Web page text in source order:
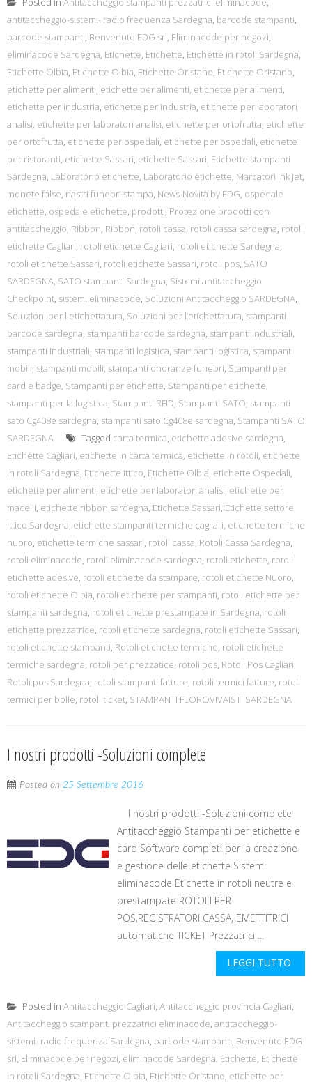
antitaccheggio-sistemi- radio frequenza Sardegna, barcode stampanti,
barcode stampanti, Benvenuto EDG srl, Eliminacode per negozi,
eliminacode Sardegna, Etichette, Etichette, Etichette in rotoli Sardegna,
Etichette Olbia, Etichette Olbia, Etichette Oristano, Etichette Oristano,
etichette per alimenti, etichette per alimenti, etichette per alimenti,
etichette per industria, etichette per industria, etichette per laboratori
analisi, etichette per laboratori analisi, etichette per ortofrutta, etichette
per ortofrutta, etichette per ospedali, etichette per ospedali, etichette
per ristoranti, etichette Sassari, etichette Sassari, Etichette stampanti
Sardegna, Laboratorio etichette, Laboratorio etichette, Marcatori Ink Jet,
monete false, nastri funebri stampa, News-Novità by EDG, ospedale
etichette, ospedale etichette, prodotti, Protezione prodotti con
antitaccheggio, Ribbon, Ribbon, rotoli cassa, rotoli cassa sardegna, rotoli
etichette Cagliari, rotoli etichette Cagliari, rotoli etichette Sardegna,
rotoli etichette Sassari, rotoli etichette Sassari, rotoli pos, SATO
SARDEGNA, SATO stampanti Sardegna, Sistemi antitaccheggio
Checkpoint, sistemi eliminacode, Soluzioni Antitaccheggio SARDEGNA,
Soluzioni per l'etichettatura, Soluzioni per l’etichettatura, stampanti
barcode sardegna, stampanti barcode sardegna, stampanti industriali,
stampanti industriali, stampanti logistica, stampanti logistica, stampanti
mobili, stampanti mobili, stampanti onoranze funebri, Stampanti per
card e badge, Stampanti per etichette, Stampanti per etichette,
stampanti per la logistica, Stampanti RFID, Stampanti SATO, stampanti
sato Cg408e sardegna, stampanti sato Cg408e sardegna, Stampanti SATO
SARDEGNA
Tagged carta termica, etichette adesive sardegna,
Etichette Cagliari, etichette in carta termica, etichette in rotoli, etichette
in rotoli Sardegna, Etichette ittico, Etichette Olbia, etichette Ospedali,
etichette per alimenti, etichette per laboratori analisi, etichette per
macelli, etichette ribbon sardegna, Etichette Sassari, Etichette settore
ittico Sardegna, etichette stampanti termiche cagliari, etichette termiche
nuoro, etichette termiche sassari, rotoli cassa, Rotoli Cassa Sardegna,
rotoli eliminacode, rotoli eliminacode sardegna, rotoli etichette, rotoli
etichette adesive, rotoli etichette da stampare, rotoli etichette Nuoro,
rotoli etichette Olbia, rotoli etichette per stampanti, rotoli etichette per
stampanti sardegna, rotoli etichette prestampate in Sardegna, rotoli
etichette prezzatrice, rotoli etichette sardegna, rotoli etichette Sassari,
rotoli etichette stampanti, Rotoli etichette termiche, rotoli etichette
termiche sardegna, rotoli per prezzatice, rotoli pos, Rotoli Pos Cagliari,
Rotoli pos Sardegna, rotoli stampanti fatture, rotoli termici fatture, rotoli
termici per bolle, rotoli ticket, STAMPANTI FLOROVIVAISTI SARDEGNA
I nostri prodotti -Soluzioni complete
Posted on 25 Settembre 2016
I nostri prodotti -Soluzioni complete
Antitaccheggio Stampanti per etichette e
card Software completi per la creazione
e gestione delle etichette Sistemi
eliminacode Etichette in rotoli neutre e
prestampate ROTOLI PER
POS,REGISTRATORI CASSA, EMETTITRICI
automatiche TICKET Prezzatrici ...
LEGGI TUTTO
Posted in Antitaccheggio Cagliari, Antitaccheggio provincia Cagliari,
Antitaccheggio stampanti prezzatrici eliminacode, antitaccheggio-
sistemi- radio frequenza Sardegna, barcode stampanti, Benvenuto EDG
srl, Eliminacode per negozi, eliminacode Sardegna, Etichette, Etichette
in rotoli Sardegna, Etichette Olbia, Etichette Oristano, etichette per